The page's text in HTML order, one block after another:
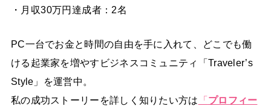
・月収30万円達成者：2名
PC一台でお金と時間の自由を手に入れて、どこでも働
ける起業家を増やすビジネスコミュニティ「Traveler’s
Style」を運営中。
私の成功ストーリーを詳しく知りたい方は 「プロフィー